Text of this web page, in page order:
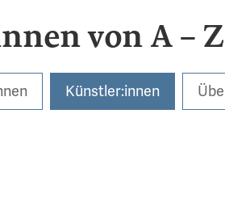
von A – Z
Künstler:innen